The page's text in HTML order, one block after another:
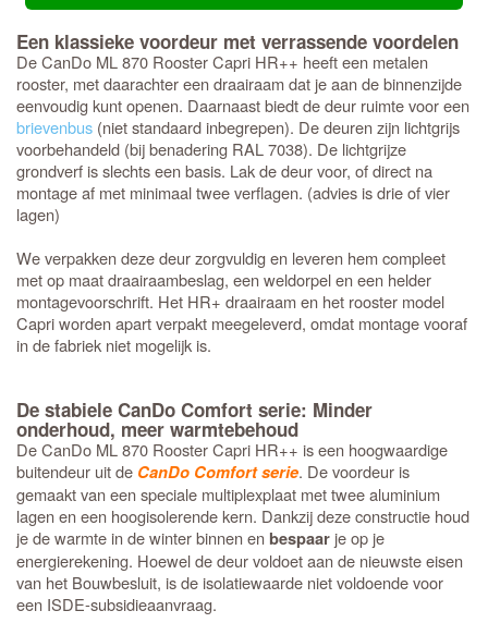
Een klassieke voordeur met verrassende voordelen
De CanDo ML 870 Rooster Capri HR++ heeft een metalen
rooster, met daarachter een draairaam dat je aan de binnenzijde
eenvoudig kunt openen. Daarnaast biedt de deur ruimte voor een
brievenbus (niet standaard inbegrepen). De deuren zijn lichtgrijs
voorbehandeld (bij benadering RAL 7038). De lichtgrijze
grondverf is slechts een basis. Lak de deur voor, of direct na
montage af met minimaal twee verflagen. (advies is drie of vier
lagen)
We verpakken deze deur zorgvuldig en leveren hem compleet
met op maat draairaambeslag, een weldorpel en een helder
montagevoorschrift. Het HR+ draairaam en het rooster model
Capri worden apart verpakt meegeleverd, omdat montage vooraf
in de fabriek niet mogelijk is.
De stabiele CanDo Comfort serie: Minder
onderhoud, meer warmtebehoud
De CanDo ML 870 Rooster Capri HR++ is een hoogwaardige
buitendeur uit de CanDo Comfort serie. De voordeur is
gemaakt van een speciale multiplexplaat met twee aluminium
lagen en een hoogisolerende kern. Dankzij deze constructie houd
je de warmte in de winter binnen enbespaar je op je
energierekening. Hoewel de deur voldoet aan de nieuwste eisen
van het Bouwbesluit, is de isolatiewaarde niet voldoende voor
een ISDE-subsidieaanvraag.